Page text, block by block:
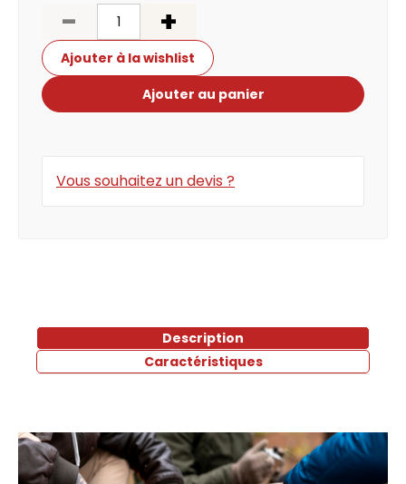
- +
Ajouter au panier
Ajouter à la wishlist
Vous souhaitez un devis ?
Description
Caractéristiques